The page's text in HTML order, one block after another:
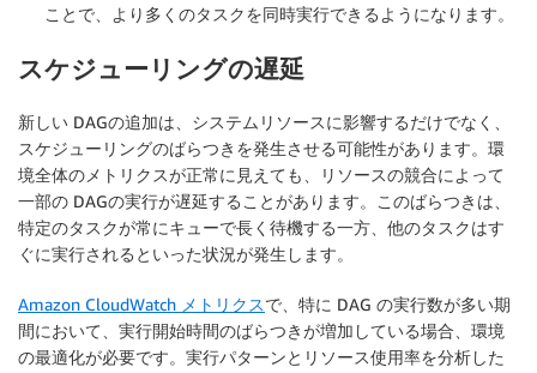
ことで、より多くのタスクを同時実行できるようになります。
スケジューリングの遅延
新しい DAGの追加は、システムリソースに影響するだけでなく、
スケジューリングのばらつきを発生させる可能性があります。環
境全体のメトリクスが正常に見えても、リソースの競合によって
一部の DAGの実行が遅延することがあります。このばらつきは、
特定のタスクが常にキューで長く待機する一方、他のタスクはす
ぐに実行されるといった状況が発生します。
Amazon CloudWatch メトリクスで、特に DAG の実行数が多い期
間において、実行開始時間のばらつきが増加している場合、環境
の最適化が必要です。実行パターンとリソース使用率を分析した